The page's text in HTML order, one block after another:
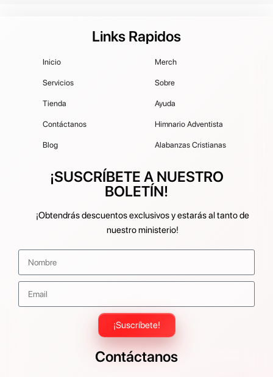
Links Rapidos
Inicio
Servicios
Tienda
Contáctanos
Blog
Merch
Sobre
Ayuda
Himnario Adventista
Alabanzas Cristianas
¡SUSCRÍBETE A NUESTRO
BOLETÍN!
¡Obtendrás descuentos exclusivos y estarás al tanto de
nuestro ministerio!
¡Suscríbete!
Contáctanos